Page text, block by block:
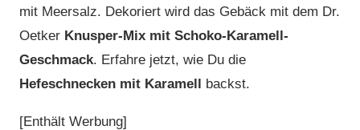
mit Meersalz. Dekoriert wird das Gebäck mit dem Dr.
Oetker Knusper-Mix mit Schoko-Karamell-
Geschmack. Erfahre jetzt, wie Du die
Hefeschnecken mit Karamell backst.
[Enthält Werbung]